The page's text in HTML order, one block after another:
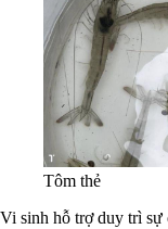
Tôm thẻ
Vi sinh hỗ trợ duy trì sự